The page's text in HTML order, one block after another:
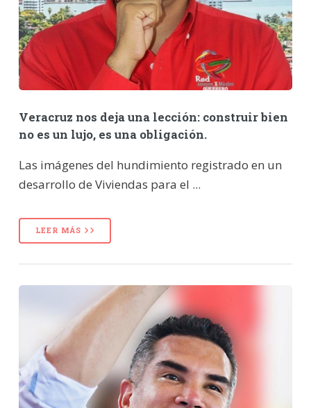
Veracruz nos deja una lección: construir bien
no es un lujo, es una obligación.
Las imágenes del hundimiento registrado en un
desarrollo de Viviendas para el ...
LEER MÁS